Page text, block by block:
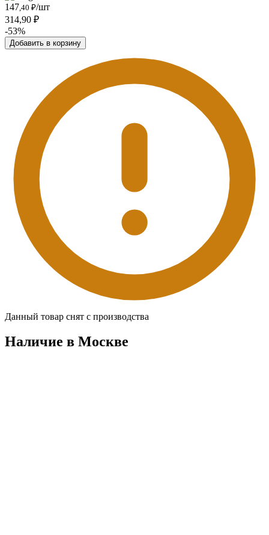
147 ,40 ₽/шт
314,90 ₽
-53%
Добавить в корзину
Данный товар снят с производства
Наличие в Москвe